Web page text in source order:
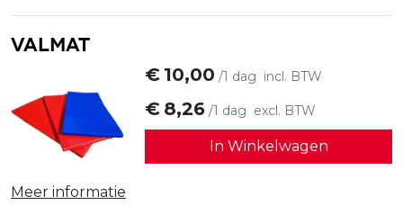
Valmat
€ 10,00 /1 dag incl. BTW
€ 8,26 /1 dag excl. BTW
In Winkelwagen
Meer informatie